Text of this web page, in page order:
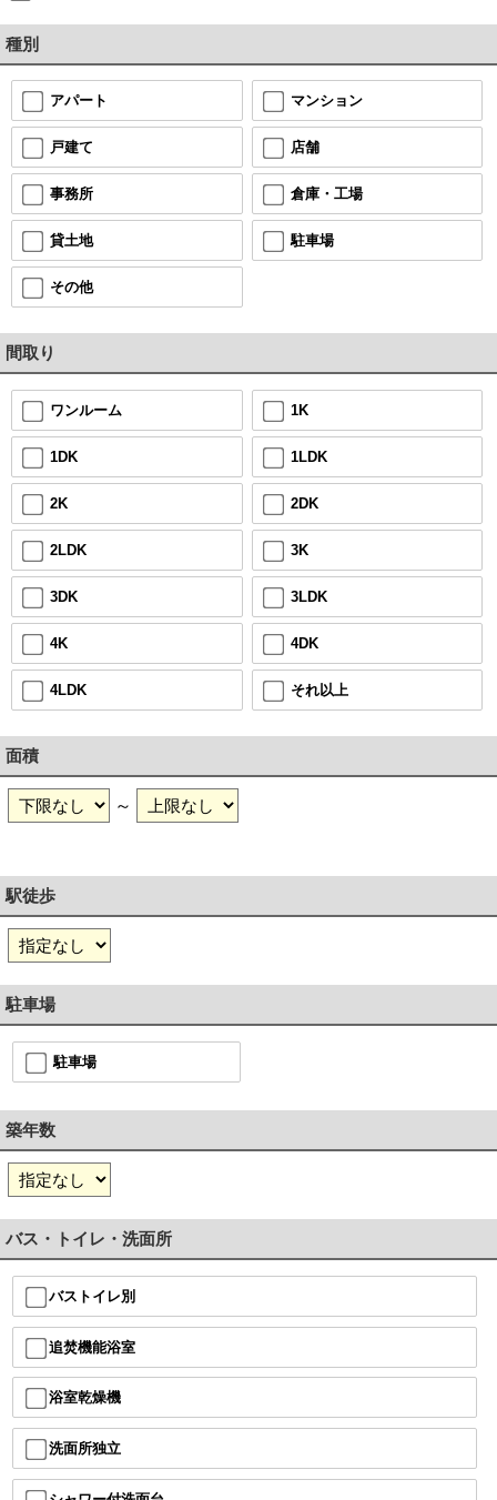
種別
アパート マンション
戸建て 店舗
事務所 倉庫・工場
貸土地 駐車場
その他
間取り
ワンルーム 1K
1DK 1LDK
2K 2DK
2LDK 3K
3DK 3LDK
4K 4DK
4LDK それ以上
面積
～
駅徒歩
駐車場
駐車場
築年数
バス・トイレ・洗面所
バストイレ別
追焚機能浴室
浴室乾燥機
洗面所独立